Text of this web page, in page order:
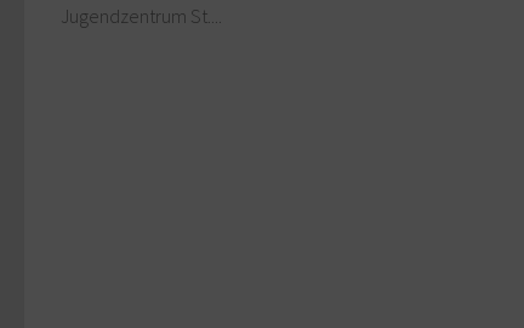
Jugendzentrum St....